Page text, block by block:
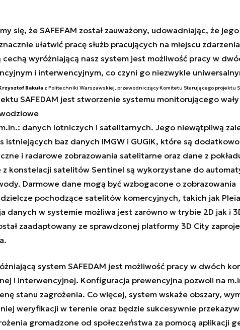
się, że SAFEFAM został zauważony, udowadniając, że
ułatwić pracę służb pracujących na miejscu
cechą wyróżniającą nasz system jest możliwość pracy w
i interwencyjnym, co czyni go niezwykle
Bakuła z Politechniki Warszawskiej, przewodniczący Komitetu Sterującego projektu
SAFEDAM jest stworzenie systemu monitorującego wały
danych lotniczych i satelitarnych. Jego niewątpliwą
istniejących baz danych IMGW i GUGiK, które są dodatkowo
i radarowe zobrazowania satelitarne oraz dane z
z konstelacji satelitów Sentinel są wykorzystane do
Darmowe dane mogą być wzbogacone o zobrazowania
pochodzące satelitów komercyjnych, takich jak
danych w systemie możliwa jest zarówno w trybie 2D jak i
zaadaptowany ze sprawdzonej platformy 3D City
system SAFEDAM jest możliwość pracy w dwóch
i interwencyjnej. Konfiguracja prewencyjna pozwoli na
stanu zagrożenia. Co więcej, system wskaże obszary,
weryfikacji w terenie oraz będzie sukcesywnie
gromadzone od społeczeństwa za pomocą aplikacji